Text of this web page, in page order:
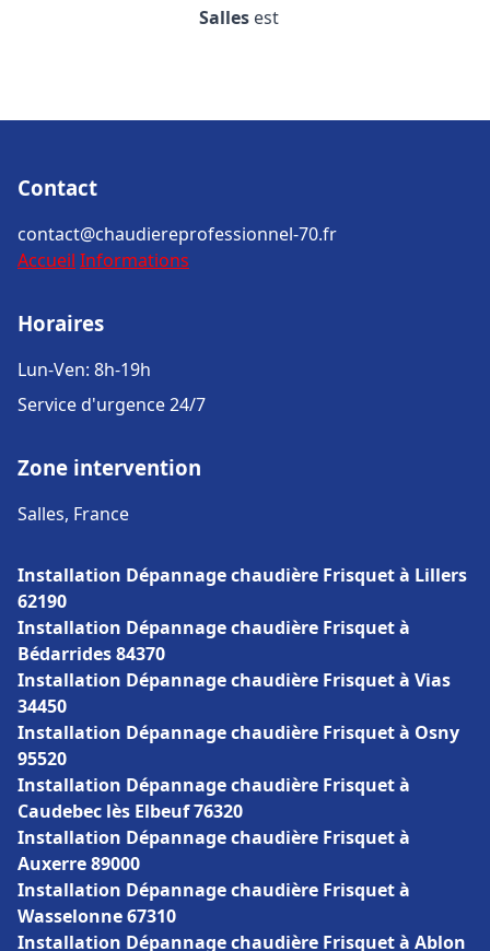
Salles est
Contact
contact@chaudiereprofessionnel-70.fr
Accueil Informations
Horaires
Lun-Ven: 8h-19h
Service d'urgence 24/7
Zone intervention
Salles, France
Installation Dépannage chaudière Frisquet à Lillers
62190
Installation Dépannage chaudière Frisquet à
Bédarrides 84370
Installation Dépannage chaudière Frisquet à Vias
34450
Installation Dépannage chaudière Frisquet à Osny
95520
Installation Dépannage chaudière Frisquet à
Caudebec lès Elbeuf 76320
Installation Dépannage chaudière Frisquet à
Auxerre 89000
Installation Dépannage chaudière Frisquet à
Wasselonne 67310
Installation Dépannage chaudière Frisquet à Ablon